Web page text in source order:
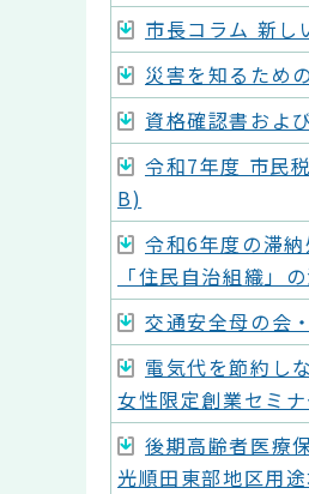
市長コラム 新
災害を知るため
資格確認書およ
令和7年度 市民
B)
令和6年度の滞
「住民自治組織」
交通安全母の会
電気代を節約し
女性限定創業セミ
後期高齢者医療
光順田東部地区用